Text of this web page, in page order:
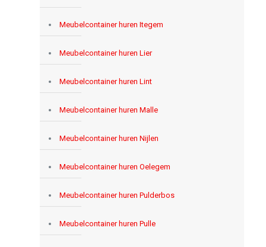
Meubelcontainer huren Itegem
Meubelcontainer huren Lier
Meubelcontainer huren Lint
Meubelcontainer huren Malle
Meubelcontainer huren Nijlen
Meubelcontainer huren Oelegem
Meubelcontainer huren Pulderbos
Meubelcontainer huren Pulle